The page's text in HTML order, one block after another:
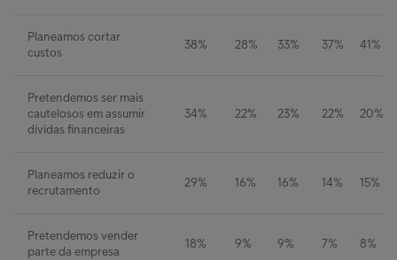
Planeamos cortar
custos
38% 28% 33% 37% 41%
Pretendemos ser mais
cautelosos em assumir
dívidas financeiras
34% 22% 23% 22% 20%
Planeamos reduzir o
recrutamento
29% 16% 16% 14% 15%
Pretendemos vender
parte da empresa
18% 9% 9% 7% 8%